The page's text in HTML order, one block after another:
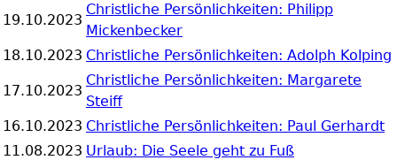
19.10.2023
Christliche Persönlichkeiten: Philipp
Mickenbecker
18.10.2023 Christliche Persönlichkeiten: Adolph Kolping
17.10.2023
Christliche Persönlichkeiten: Margarete
Steiff
16.10.2023 Christliche Persönlichkeiten: Paul Gerhardt
11.08.2023 Urlaub: Die Seele geht zu Fuß